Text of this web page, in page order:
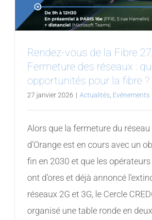
Rendez-vous de la Fibre
Fermeture des réseaux :
opportunités pour la fibre ?
27 janvier 2026 | Actualités Evènements
Alors que la fermeture du
d’Orange est en cours avec un
fin en 2030 et que les
ont d’ores et déjà annoncé
réseaux 2G et 3G, le Cercle
organisé une table ronde en